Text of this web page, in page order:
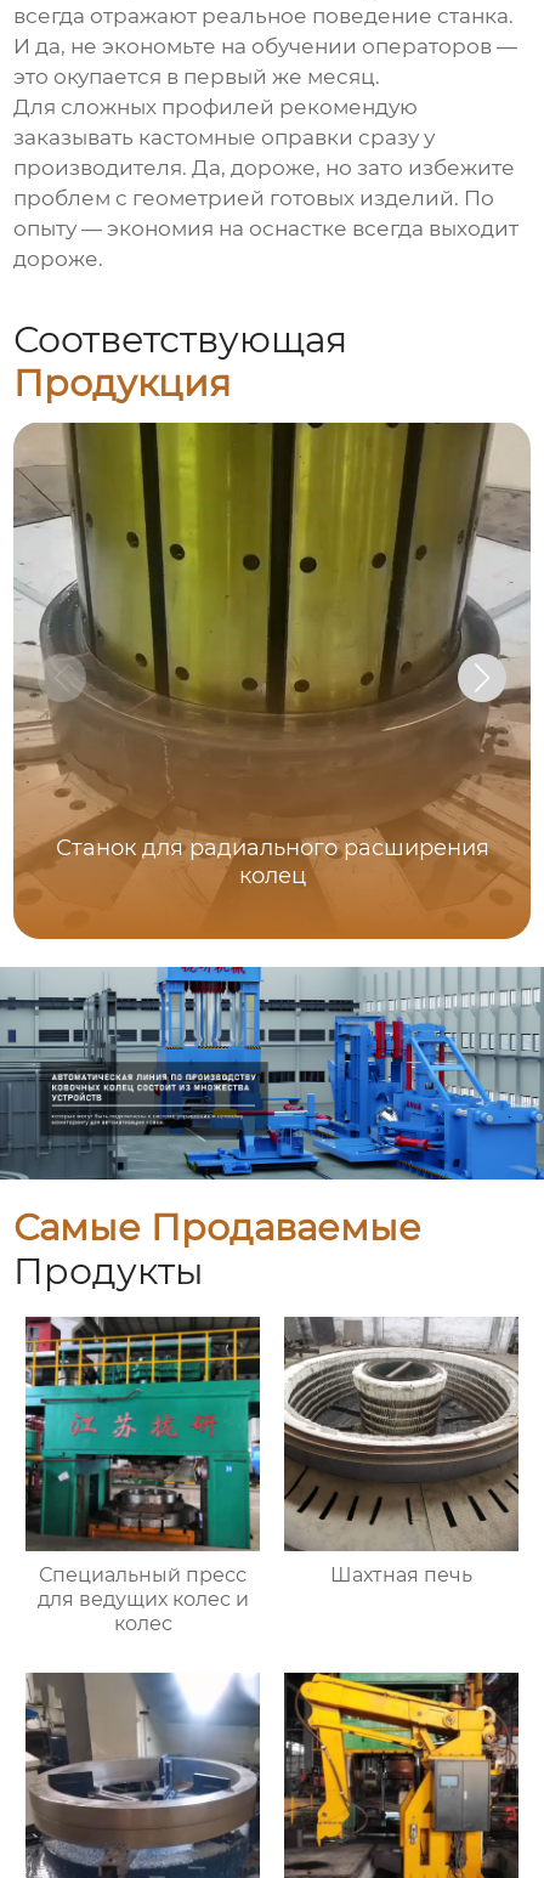
всегда отражают реальное поведение станка.
И да, не экономьте на обучении операторов —
это окупается в первый же месяц.
Для сложных профилей рекомендую
заказывать кастомные оправки сразу у
производителя. Да, дороже, но зато избежите
проблем с геометрией готовых изделий. По
опыту — экономия на оснастке всегда выходит
дороже.
Соответствующая
Продукция
Станок для радиального расширения
колец
Самые Продаваемые
Продукты
Специальный пресс
для ведущих колес и
колес
Шахтная печь